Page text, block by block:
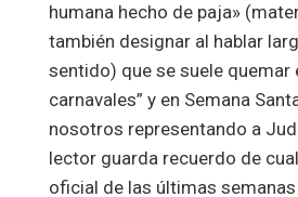
humana hecho de paja»
también designar al hablar
sentido) que se suele quemar
carnavales” y en Semana
nosotros representando a
lector guarda recuerdo de
oficial de las últimas